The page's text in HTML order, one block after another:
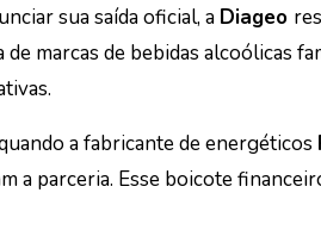
sua saída oficial, a Diageo
marcas de bebidas alcoólicas
a fabricante de energéticos
a parceria. Esse boicote